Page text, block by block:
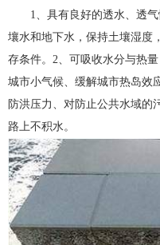
1、具有良好的透水、透
壤水和地下水，保持土壤湿度
存条件。2、可吸收水分与热
城市小气候、缓解城市热岛效
防洪压力、对防止公共水域的
路上不积水。